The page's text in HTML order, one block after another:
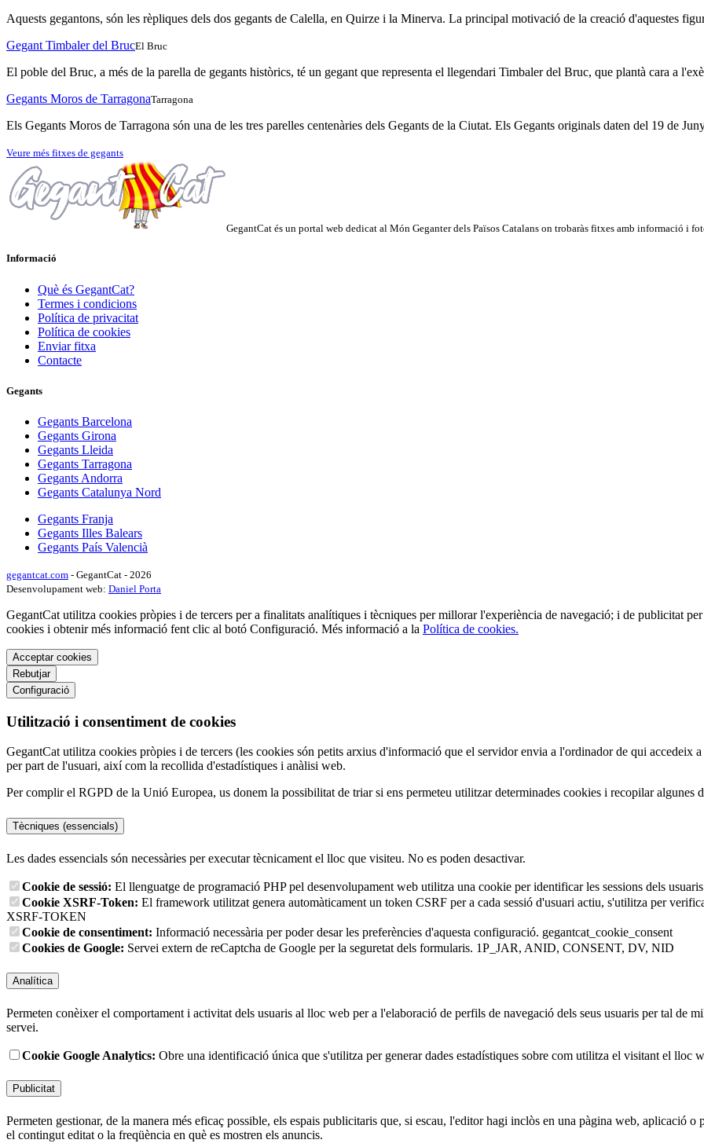
Aquests gegantons, són les rèpliques dels dos gegants de Calella, en Quirze i la Minerva. La principal motivació de la creació d'aquestes
Gegant Timbaler del BrucEl Bruc
El poble del Bruc, a més de la parella de gegants històrics, té un gegant que representa el llegendari Timbaler del Bruc, que plantà cara a
Gegants Moros de TarragonaTarragona
Els Gegants Moros de Tarragona són una de les tres parelles centenàries dels Gegants de la Ciutat. Els Gegants originals daten del 19 de
Veure més fitxes de gegants
GegantCat és un portal web dedicat al Món Geganter dels Països Catalans on trobaràs fitxes amb informació i
Informació
Què és GegantCat?
Termes i condicions
Política de privacitat
Política de cookies
Enviar fitxa
Contacte
Gegants
Gegants Barcelona
Gegants Girona
Gegants Lleida
Gegants Tarragona
Gegants Andorra
Gegants Catalunya Nord
Gegants Franja
Gegants Illes Balears
Gegants País Valencià
gegantcat.com - GegantCat - 2026
Desenvolupament web: Daniel Porta
GegantCat utilitza cookies pròpies i de tercers per a finalitats analítiques i tècniques per millorar l'experiència de navegació; i de publicitat
cookies i obtenir més informació fent clic al botó Configuració. Més informació a la Política de cookies.
Acceptar cookies
Rebutjar
Configuració
Utilització i consentiment de cookies
GegantCat utilitza cookies pròpies i de tercers (les cookies són petits arxius d'informació que el servidor envia a l'ordinador de qui
per part de l'usuari, així com la recollida d'estadístiques i anàlisi web.
Per complir el RGPD de la Unió Europea, us donem la possibilitat de triar si ens permeteu utilitzar determinades cookies i recopilar algunes
Tècniques (essencials)
Les dades essencials són necessàries per executar tècnicament el lloc que visiteu. No es poden desactivar.
Cookie de sessió: El llenguatge de programació PHP pel desenvolupament web utilitza una cookie per identificar les sessions dels
Cookie XSRF-Token: El framework utilitzat genera automàticament un token CSRF per a cada sessió d'usuari actiu, s'utilitza per
XSRF-TOKEN
Cookie de consentiment: Informació necessària per poder desar les preferències d'aquesta configuració. gegantcat_cookie_consent
Cookies de Google: Servei extern de reCaptcha de Google per la seguretat dels formularis. 1P_JAR, ANID, CONSENT, DV, NID
Analítica
Permeten conèixer el comportament i activitat dels usuaris al lloc web per a l'elaboració de perfils de navegació dels seus usuaris per tal de
servei.
Cookie Google Analytics: Obre una identificació única que s'utilitza per generar dades estadístiques sobre com utilitza el visitant el lloc
Publicitat
Permeten gestionar, de la manera més eficaç possible, els espais publicitaris que, si escau, l'editor hagi inclòs en una pàgina web, aplicació
el contingut editat o la freqüència en què es mostren els anuncis.